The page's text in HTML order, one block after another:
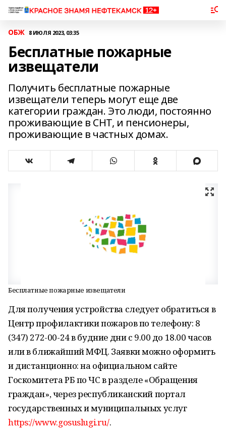
ОБЖ 8 ИЮЛЯ 2023, 03:35
Бесплатные пожарные
извещатели
Получить бесплатные пожарные
извещатели теперь могут еще две
категории граждан. Это люди, постоянно
проживающие в СНТ, и пенсионеры,
проживающие в частных домах.
Бесплатные пожарные извещатели
Для получения устройства следует обратиться в
Центр профилактики пожаров по телефону: 8
(347) 272-00-24 в будние дни с 9.00 до 18.00 часов
или в ближайший МФЦ. Заявки можно оформить
и дистанционно: на официальном сайте
Госкомитета РБ по ЧС в разделе «Обращения
граждан», через республиканский портал
государственных и муниципальных услуг
https://www.gosuslugi.ru/.